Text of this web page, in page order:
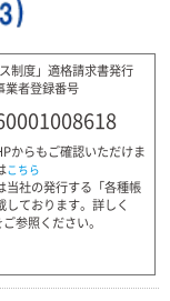
ス制度」適格請求書発行
業者登録番号
からもご確認いただけま
こちら
社の発行する「各種帳
しております。詳しく
ご参照ください。